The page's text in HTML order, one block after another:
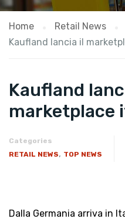
Home
Retail News
Kaufland lancia il
Kaufland
marketplace
Categories
RETAIL NEWS, TOP NEWS
Dalla Germania arriva in